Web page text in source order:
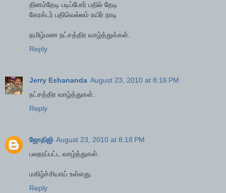
தினம்தேடி படிப்போர் பதில் தேடி
கேரக்டர் பதிவெல்லம் உயிர் நாடி
தமிழ்மண நட்சத்திர வாழ்த்துக்கள்.
Reply
Jerry Eshananda August 23, 2010 at 8:16 PM
நட்சத்திர வாழ்த்துகள்.
Reply
ஜோதிஜி August 23, 2010 at 8:18 PM
பலதரப்பட்ட வாழ்த்துகள்.
மகிழ்ச்சியாய் உள்ளது.
Reply